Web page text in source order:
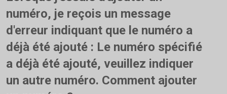
Si le statut de la carte SIM est "Actif"Vous ne pouvez le faire
qu'en contactant notre spécialiste de l'assistance technique par
chat. Si le statut est "Inactif"vous pouvez le faire vous-même,
en ayant préalablement supprimé le numéro de votre armoire
personnelle.
numéro, je reçois un message
d'erreur indiquant que le numéro a
déjà été ajouté : Le numéro spécifié
a déjà été ajouté, veuillez indiquer
un autre numéro. Comment ajouter